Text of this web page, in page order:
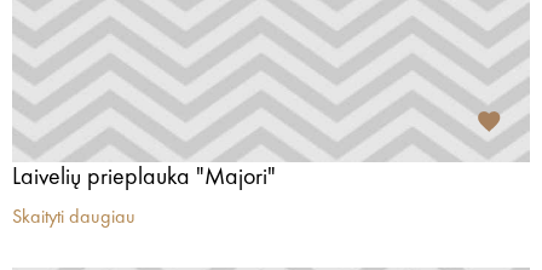
Laivelių prieplauka "Majori"
Skaityti daugiau